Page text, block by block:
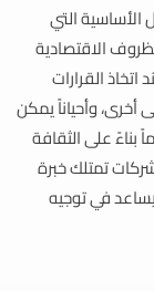
الأساسية التي
الاقتصادية
القرارات
أخرى، وأحياناً يمكن
بناءً على الثقافة
تمتلك خبرة
في توجيه